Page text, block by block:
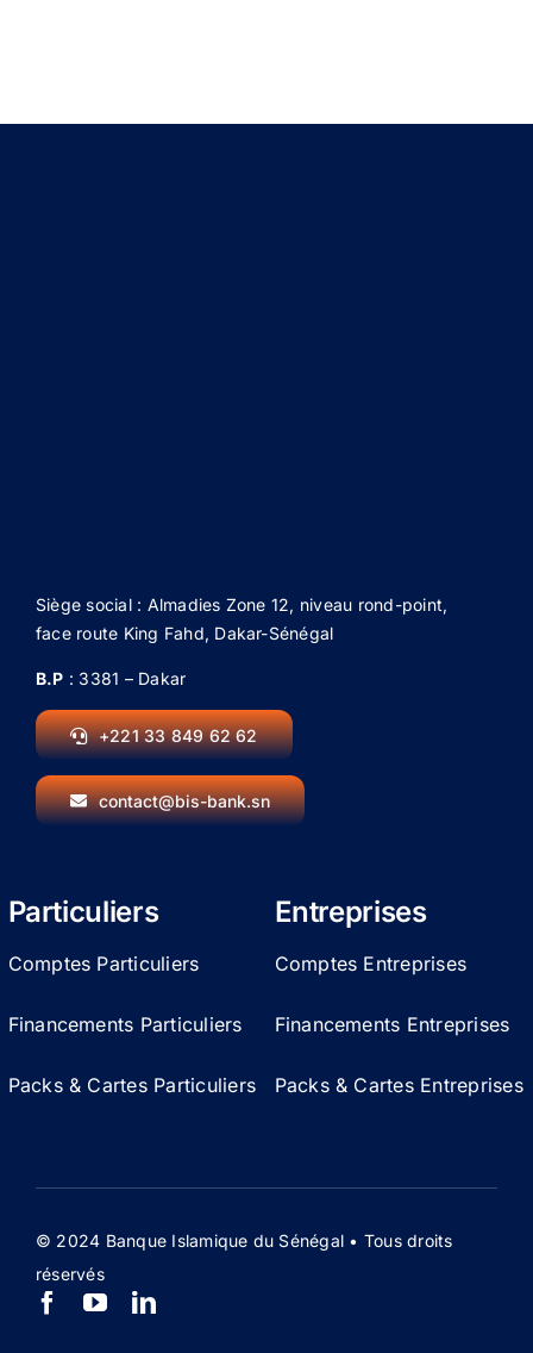
Siège social : Almadies Zone 12, niveau rond-point,
face route King Fahd, Dakar-Sénégal
B.P : 3381 – Dakar
+221 33 849 62 62
contact@bis-bank.sn
Particuliers
Comptes Particuliers
Financements Particuliers
Packs & Cartes Particuliers
Entreprises
Comptes Entreprises
Financements Entreprises
Packs & Cartes Entreprises
© 2024 Banque Islamique du Sénégal • Tous droits
réservés